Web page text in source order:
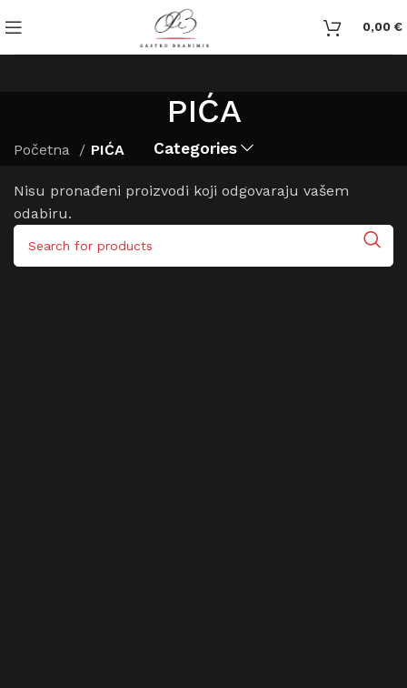
0,00 €
PIĆA
Categories
Početna PIĆA
Nisu pronađeni proizvodi koji odgovaraju vašem
odabiru.